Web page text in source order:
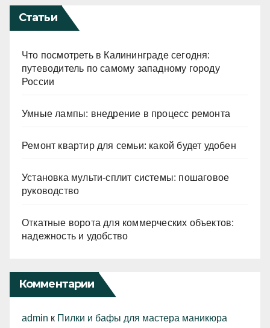
Статьи
Что посмотреть в Калининграде сегодня:
путеводитель по самому западному городу
России
Умные лампы: внедрение в процесс ремонта
Ремонт квартир для семьи: какой будет удобен
Установка мульти-сплит системы: пошаговое
руководство
Откатные ворота для коммерческих объектов:
надежность и удобство
Комментарии
admin к Пилки и бафы для мастера маникюра